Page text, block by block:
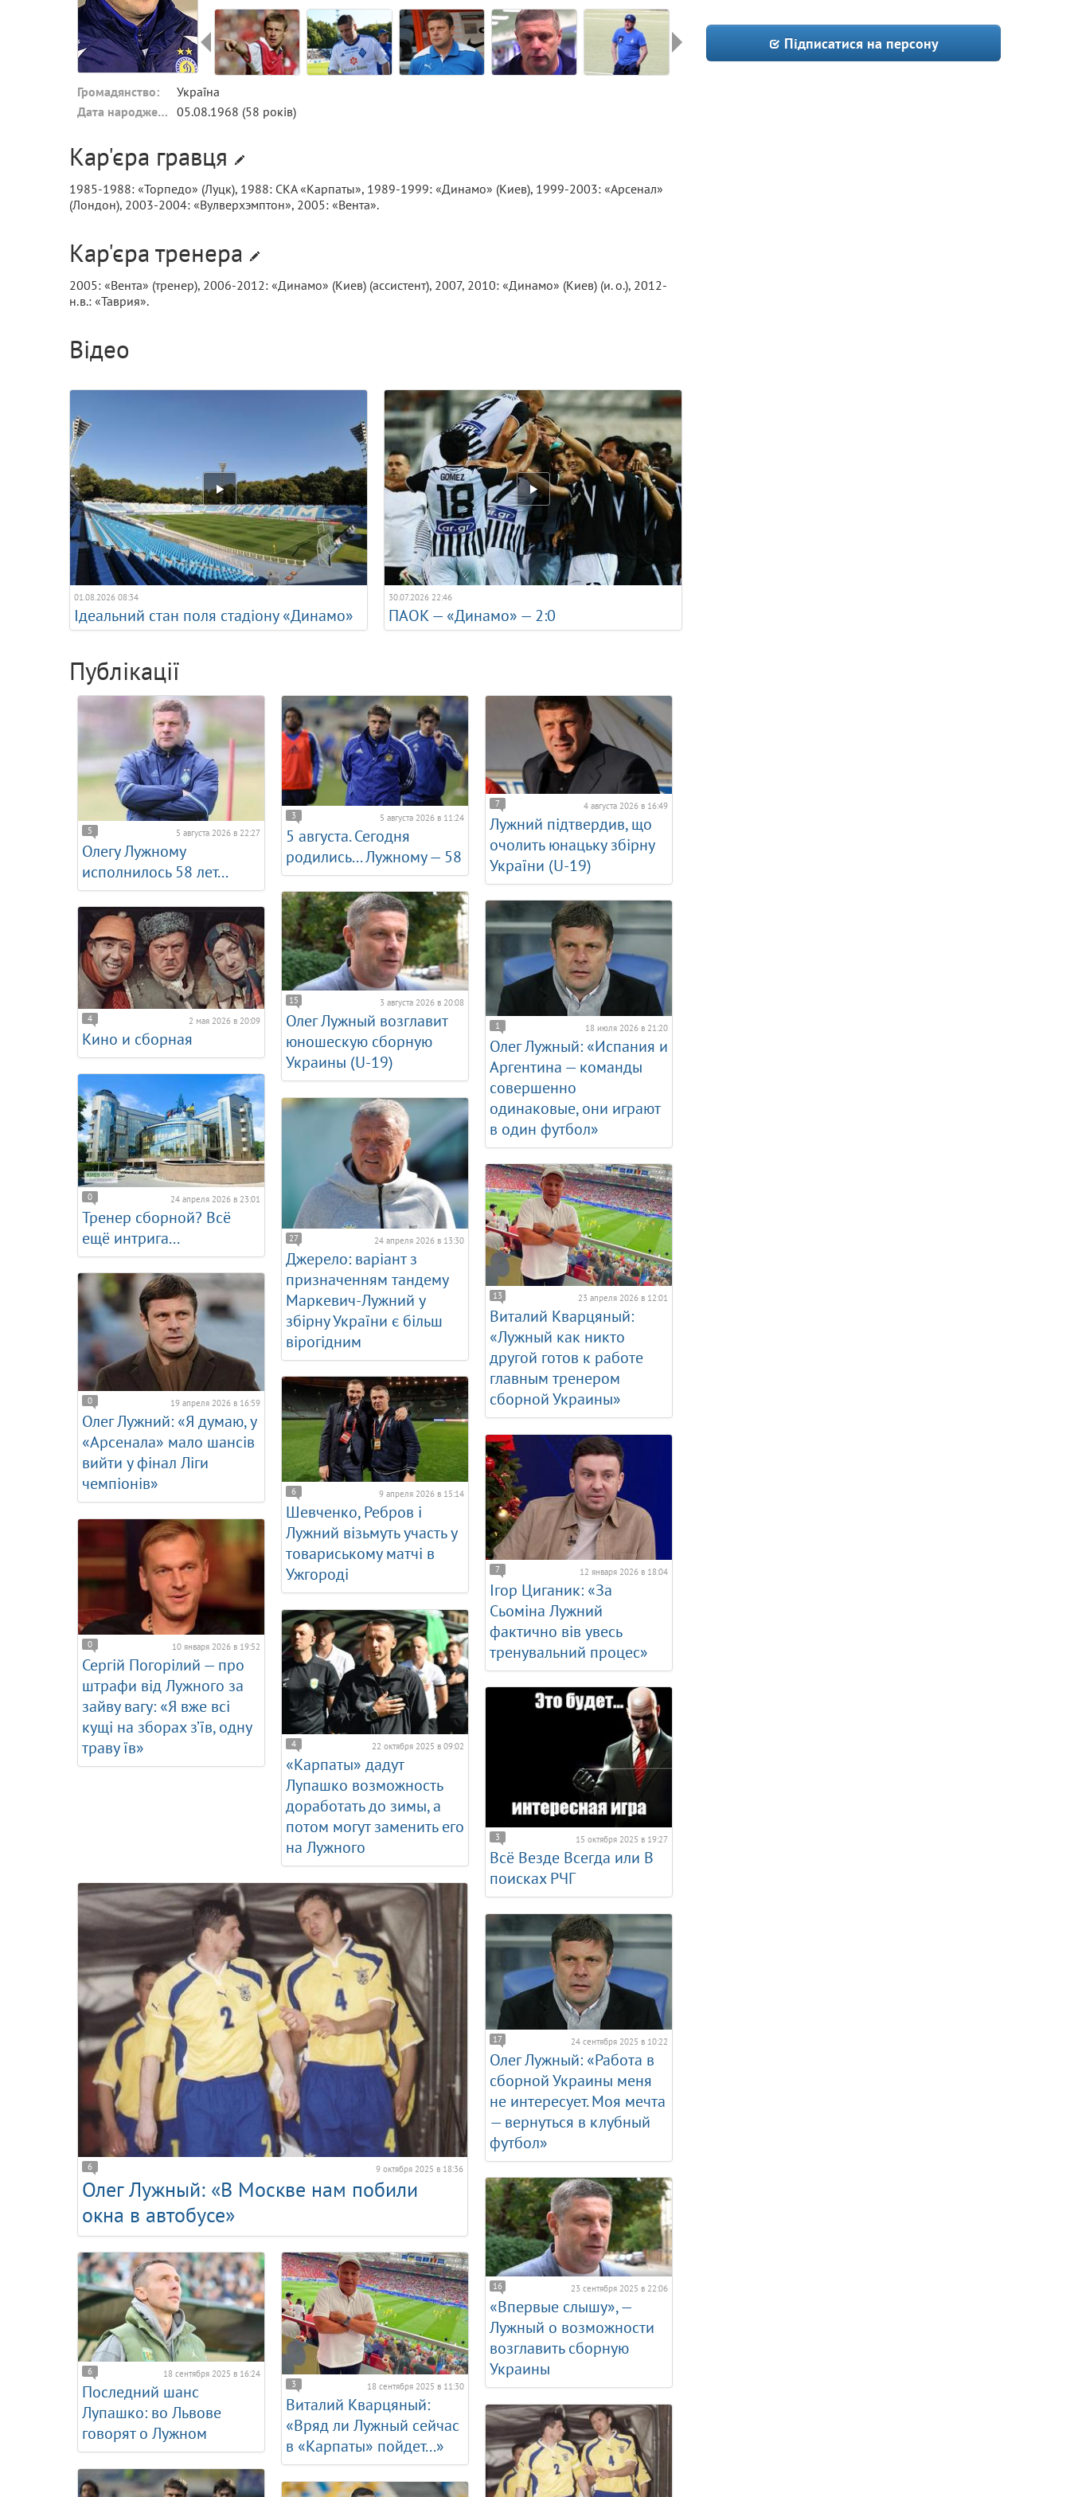
Громадянство:
Україна
Дата народження: 05.08.1968 (58 років)
Кар'єра гравця
1985-1988: «Торпедо» (Луцк), 1988: СКА «Карпаты», 1989-1999: «Динамо» (Киев), 1999-2003: «Арсенал»
(Лондон), 2003-2004: «Вулверхэмптон», 2005: «Вента».
Кар'єра тренера
2005: «Вента» (тренер), 2006-2012: «Динамо» (Киев) (ассистент), 2007, 2010: «Динамо» (Киев) (и. о.), 2012-
н.в.: «Таврия».
Відео
01.08.2026 08:34
Ідеальний стан поля стадіону «Динамо»
30.07.2026 22:46
ПАОК — «Динамо» — 2:0
Публікації
5 5 августа 2026 в 22:27
Олегу Лужному
исполнилось 58 лет...
3 5 августа 2026 в 11:24
5 августа. Сегодня
родились... Лужному — 58
7 4 августа 2026 в 16:49
Лужний підтвердив, що
очолить юнацьку збірну
України (U-19)
15 3 августа 2026 в 20:08
Олег Лужный возглавит
юношескую сборную
Украины (U-19)
1 18 июля 2026 в 21:20
Олег Лужный: «Испания и
Аргентина — команды
совершенно
одинаковые, они играют
в один футбол»
4 2 мая 2026 в 20:09
Кино и сборная
0 24 апреля 2026 в 23:01
Тренер сборной? Всё
ещё интрига...
27 24 апреля 2026 в 13:30
Джерело: варіант з
призначенням тандему
Маркевич-Лужний у
збірну України є більш
вірогідним
13 23 апреля 2026 в 12:01
Виталий Кварцяный:
«Лужный как никто
другой готов к работе
главным тренером
сборной Украины»
0 19 апреля 2026 в 16:59
Олег Лужний: «Я думаю, у
«Арсенала» мало шансів
вийти у фінал Ліги
чемпіонів»
6 9 апреля 2026 в 15:14
Шевченко, Ребров і
Лужний візьмуть участь у
товариському матчі в
Ужгороді
7 12 января 2026 в 18:04
Ігор Циганик: «За
Сьоміна Лужний
фактично вів увесь
тренувальний процес»
0 10 января 2026 в 19:52
Сергій Погорілий — про
штрафи від Лужного за
зайву вагу: «Я вже всі
кущі на зборах з’їв, одну
траву їв»
4 22 октября 2025 в 09:02
«Карпаты» дадут
Лупашко возможность
доработать до зимы, а
потом могут заменить его
на Лужного
3 15 октября 2025 в 19:27
Всё Везде Всегда или В
поисках РЧГ
6 9 октября 2025 в 18:36
Олег Лужный: «В Москве нам побили
окна в автобусе»
17 24 сентября 2025 в 10:22
Олег Лужный: «Работа в
сборной Украины меня
не интересует. Моя мечта
— вернуться в клубный
футбол»
16 23 сентября 2025 в 22:06
«Впервые слышу», —
Лужный о возможности
возглавить сборную
Украины
6 18 сентября 2025 в 16:24
Последний шанс
Лупашко: во Львове
говорят о Лужном
3 18 сентября 2025 в 11:30
Виталий Кварцяный:
«Вряд ли Лужный сейчас
в «Карпаты» пойдет...»
Підписатися на персону